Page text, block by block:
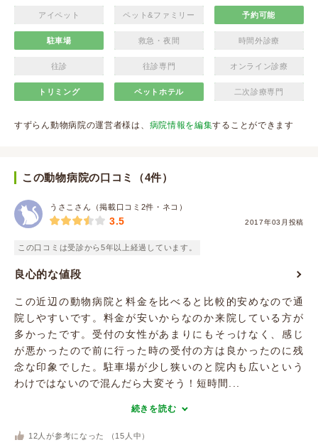
アイペット ペット&ファミリー 予約可能
駐車場 救急・夜間 時間外診療
往診 往診専門 オンライン診療
トリミング ペットホテル 二次診療専門
すずらん動物病院の運営者様は、 病院情報を編集することができます
この動物病院の口コミ（4件）
うさこさん（掲載口コミ2件・ネコ）
2017年03月投稿
3.5
この口コミは受診から5年以上経過しています。
良心的な値段
この近辺の動物病院と料金を比べると比較的安めなので通
院しやすいです。料金が安いからなのか来院している方が
多かったです。受付の女性があまりにもそっけなく、感じ
が悪かったので前に行った時の受付の方は良かったのに残
念な印象でした。駐車場が少し狭いのと院内も広いという
わけではないので混んだら大変そう！短時間...
続きを読む
12 人が参考になった （ 15 人中）